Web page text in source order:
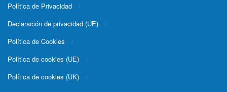
Política de Privacidad
Declaración de privacidad (UE)
Política de Cookies
Política de cookies (UE)
Política de cookies (UK)